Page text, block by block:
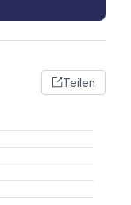
Teilen